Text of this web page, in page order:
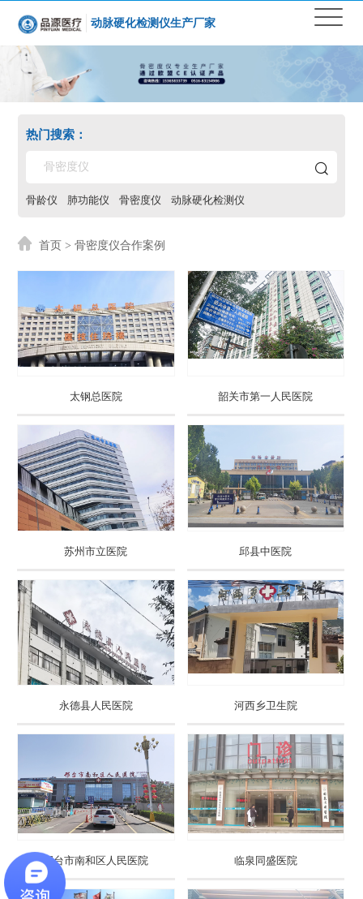
动脉硬化检测仪生产厂家
热门搜索：
骨龄仪 肺功能仪 骨密度仪 动脉硬化检测仪
首页 > 骨密度仪合作案例
太钢总医院 韶关市第一人民医院
苏州市立医院 邱县中医院
永德县人民医院 河西乡卫生院
邢台市南和区人民医院 临泉同盛医院